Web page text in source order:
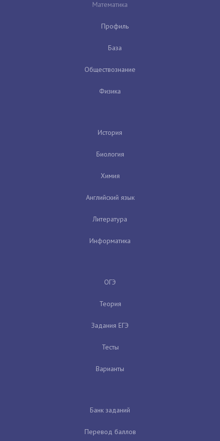
Математика
Профиль
База
Обществознание
Физика
История
Биология
Химия
Английский язык
Литература
Информатика
ОГЭ
Теория
Задания ЕГЭ
Тесты
Варианты
Банк заданий
Перевод баллов